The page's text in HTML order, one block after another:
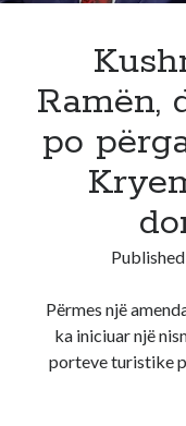
Ramën,
po
Përmes një
ka iniciuar një
porteve turistike